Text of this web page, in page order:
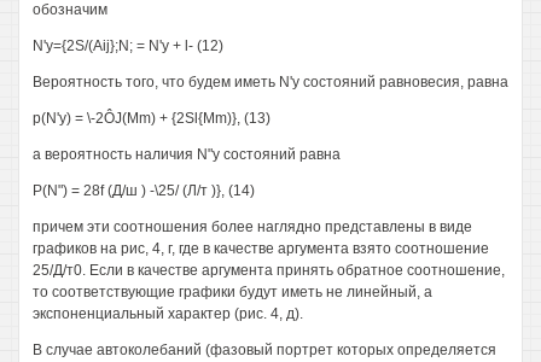
обозначим
N'y={2S/(Aij};N; = N'y + l- (12)
Вероятность того, что будем иметь N'y состояний равновесия, равна
p(N'y) = \-2ÔJ(Mm) + {2Sl{Mm)}, (13)
а вероятность наличия N"y состояний равна
P(N") = 28f (Д/ш ) -\25/ (Л/т )}, (14)
причем эти соотношения более наглядно представлены в виде
графиков на рис, 4, г, где в качестве аргумента взято соотношение
25/Д/т0. Если в качестве аргумента принять обратное соотношение,
то соответствующие графики будут иметь не линейный, а
экспоненциальный характер (рис. 4, д).
В случае автоколебаний (фазовый портрет которых определяется